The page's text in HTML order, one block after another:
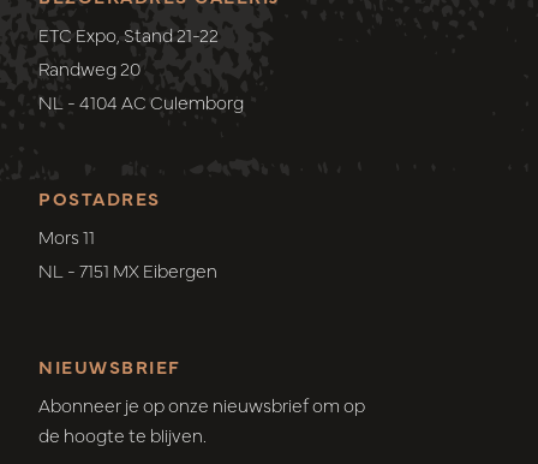
POSTADRES
Mors 11
NL - 7151 MX Eibergen
ETC Expo, Stand 21-22
Randweg 20
NL - 4104 AC Culemborg
NIEUWSBRIEF
Abonneer je op onze nieuwsbrief om op
de hoogte te blijven.